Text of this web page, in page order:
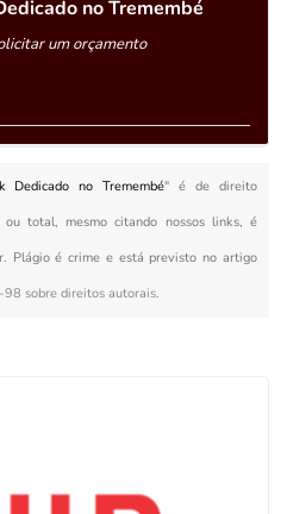
no Tremembé
um orçamento
Dedicado no Tremembé" é de direito
ou total, mesmo citando nossos links, é
Plágio é crime e está previsto no artigo
98 sobre direitos autorais.